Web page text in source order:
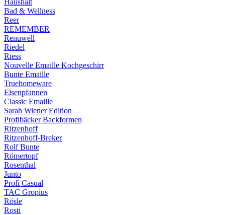
Haushalt
Bad & Wellness
Reer
REMEMBER
Renuwell
Riedel
Riess
Nouvelle Emaille Kochgeschirr
Bunte Emaille
Truehomeware
Eisenpfannen
Classic Emaille
Sarah Wiener Edition
Profibäcker Backformen
Ritzenhoff
Ritzenhoff-Breker
Rolf Bunte
Römertopf
Rosenthal
Junto
Profi Casual
TAC Gropius
Rösle
Rosti